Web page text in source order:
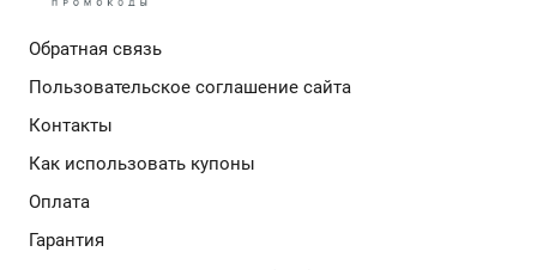
Обратная связь
Пользовательское соглашение сайта
Контакты
Как использовать купоны
Оплата
Гарантия